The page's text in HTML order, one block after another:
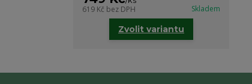
619 Kč bez DPH Skladem
Zvolit variantu